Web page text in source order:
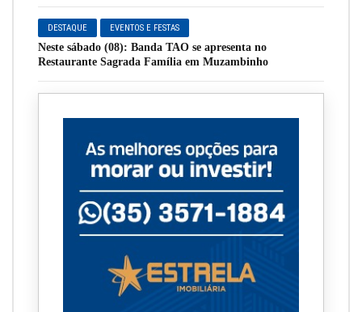
DESTAQUE EVENTOS E FESTAS
Neste sábado (08): Banda TAO se apresenta no
Restaurante Sagrada Família em Muzambinho